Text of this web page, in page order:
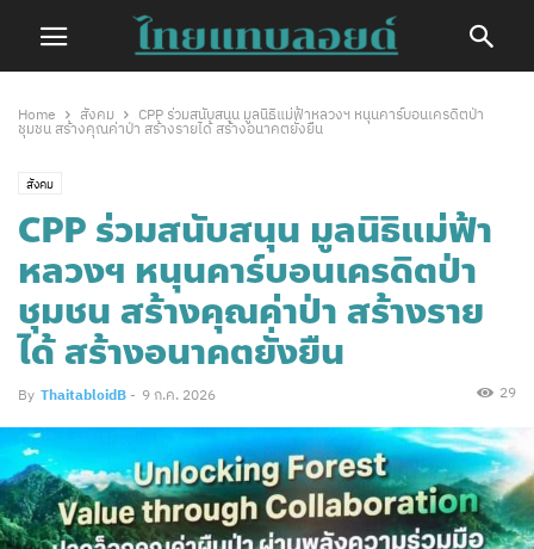
Home สังคม
CPP ร่วมสนับสนุน มูลนิธิแม่ฟ้าหลวงฯ หนุนคาร์บอนเครดิตป่า
ชุมชน สร้างคุณค่าป่า สร้างรายได้ สร้างอนาคตยั่งยืน
สังคม
CPP ร่วมสนับสนุน มูลนิธิแม่ฟ้า
หลวงฯ หนุนคาร์บอนเครดิตป่า
ชุมชน สร้างคุณค่าป่า สร้างราย
ได้ สร้างอนาคตยั่งยืน
By ThaitabloidB - 9 ก.ค. 2026 29